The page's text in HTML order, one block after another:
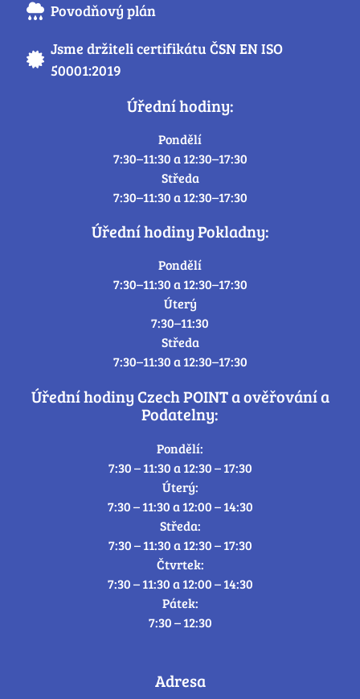
Povodňový plán
Jsme držiteli certifikátu ČSN EN ISO
50001:2019
Úřední hodiny:
Pondělí
7:30–11:30 a 12:30–17:30
Středa
7:30–11:30 a 12:30–17:30
Úřední hodiny Pokladny:
Pondělí
7:30–11:30 a 12:30–17:30
Úterý
7:30–11:30
Středa
7:30–11:30 a 12:30–17:30
Úřední hodiny Czech POINT a ověřování a
Podatelny:
Pondělí:
7:30 – 11:30 a 12:30 – 17:30
Úterý:
7:30 – 11:30 a 12:00 – 14:30
Středa:
7:30 – 11:30 a 12:30 – 17:30
Čtvrtek:
7:30 – 11:30 a 12:00 – 14:30
Pátek:
7:30 – 12:30
Adresa